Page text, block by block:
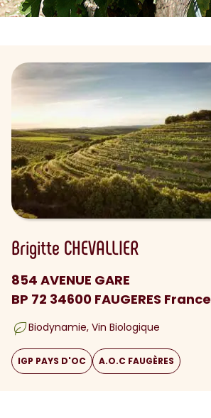
Brigitte CHEVALLIER
854 AVENUE GARE
BP 72 34600 FAUGERES France
Biodynamie Vin Biologique
IGP PAYS D'OC A.O.C FAUGÈRES